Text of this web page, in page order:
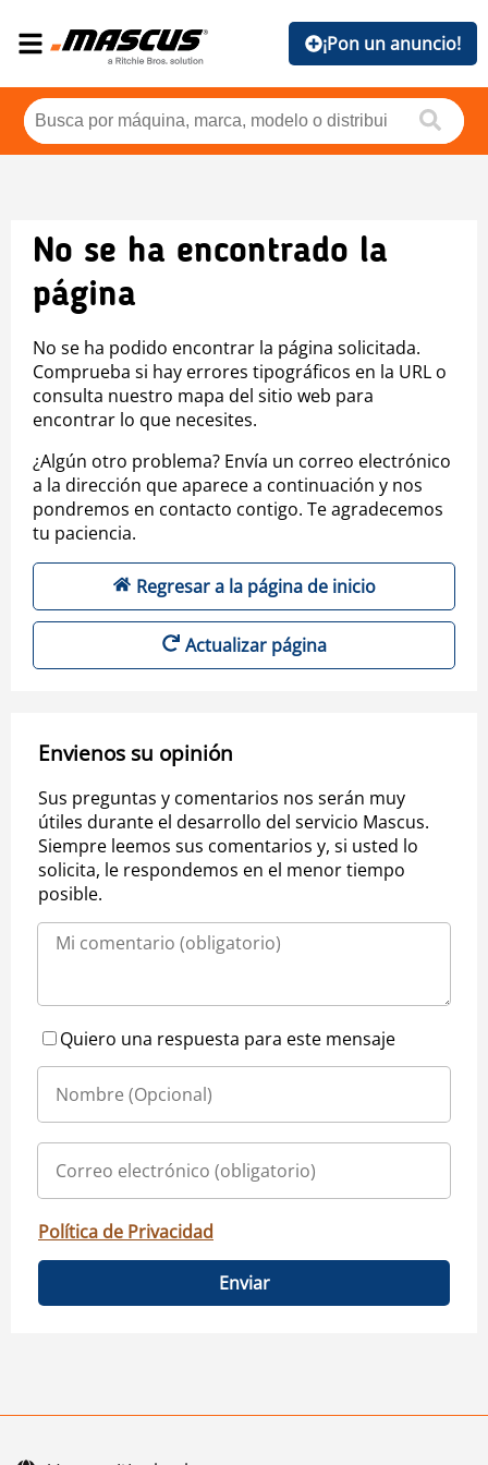
¡Pon un anuncio!
No se ha encontrado la
página
No se ha podido encontrar la página solicitada.
Comprueba si hay errores tipográficos en la URL o
consulta nuestro mapa del sitio web para
encontrar lo que necesites.
¿Algún otro problema? Envía un correo electrónico
a la dirección que aparece a continuación y nos
pondremos en contacto contigo. Te agradecemos
tu paciencia.
Regresar a la página de inicio
Actualizar página
Envienos su opinión
Sus preguntas y comentarios nos serán muy
útiles durante el desarrollo del servicio Mascus.
Siempre leemos sus comentarios y, si usted lo
solicita, le respondemos en el menor tiempo
posible.
Quiero una respuesta para este mensaje
Política de Privacidad
Enviar